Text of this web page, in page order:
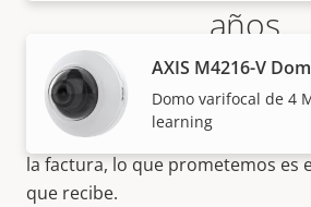
AXIS M4216-V
Domo varifocal de 4
learning
años
Nuestra nueva garantía de 5 años
clientes años de uso sin
control de los costes. Y no hay
la factura, lo que prometemos es
que recibe.